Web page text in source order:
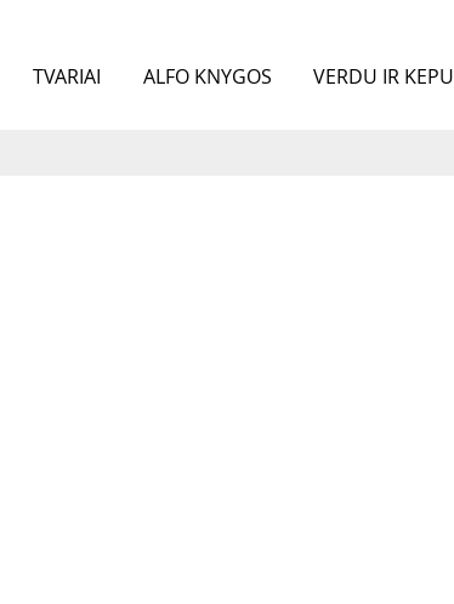
TVARIAI ALFO KNYGOS VERDU IR KEPU